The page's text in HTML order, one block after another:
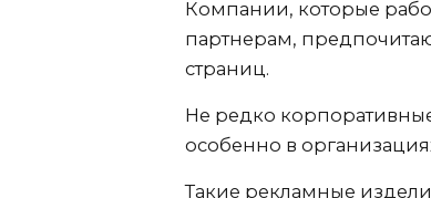
Компании, которые
партнерам,
страниц.
Не редко
особенно в
Такие рекламные